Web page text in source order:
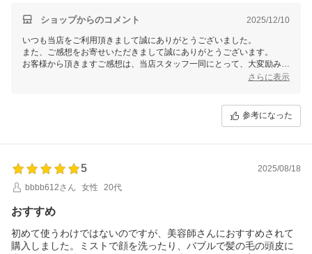
ショップからのコメント 2025/12/10
いつも当店をご利用頂きまして誠にありがとうございました。
また、ご感想をお寄せいただきまして誠にありがとうございます。
お客様から頂きますご感想は、当店スタッフ一同にとって、大変励みと
なります。今後共お客様にご満足いただけますよう、更なる努力をして
さらに表示
参考になった
5
2025/08/18
bbbb612さん
女性 20代
おすすめ
初めて使うわけではないのですが、美容師さんにおすすめされて
購入しました。ミストで顔を洗ったり、バブルで髪の毛の頭皮に